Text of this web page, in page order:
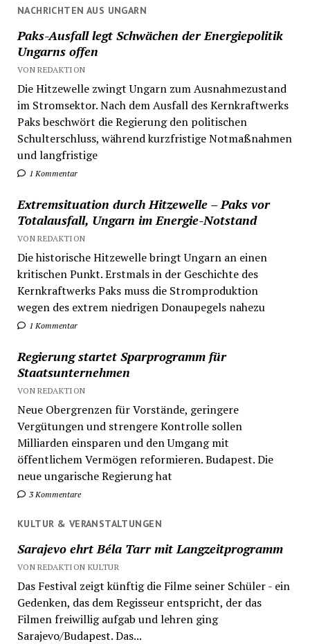
NACHRICHTEN AUS UNGARN
Paks-Ausfall legt Schwächen der Energiepolitik
Ungarns offen
VON REDAKTION
Die Hitzewelle zwingt Ungarn zum Ausnahmezustand
im Stromsektor. Nach dem Ausfall des Kernkraftwerks
Paks beschwört die Regierung den politischen
Schulterschluss, während kurzfristige Notmaßnahmen
und langfristige
1 Kommentar
Extremsituation durch Hitzewelle – Paks vor
Totalausfall, Ungarn im Energie-Notstand
VON REDAKTION
Die historische Hitzewelle bringt Ungarn an einen
kritischen Punkt. Erstmals in der Geschichte des
Kernkraftwerks Paks muss die Stromproduktion
wegen des extrem niedrigen Donaupegels nahezu
1 Kommentar
Regierung startet Sparprogramm für
Staatsunternehmen
VON REDAKTION
Neue Obergrenzen für Vorstände, geringere
Vergütungen und strengere Kontrolle sollen
Milliarden einsparen und den Umgang mit
öffentlichem Vermögen reformieren. Budapest. Die
neue ungarische Regierung hat
3 Kommentare
KULTUR & VERANSTALTUNGEN
Sarajevo ehrt Béla Tarr mit Langzeitprogramm
VON REDAKTION KULTUR
Das Festival zeigt künftig die Filme seiner Schüler - ein
Gedenken, das dem Regisseur entspricht, der das
Filmen freiwillig aufgab und lehren ging
Sarajevo/Budapest. Das...